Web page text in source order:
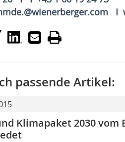
I
passende Artikel:
Klimapaket 2030